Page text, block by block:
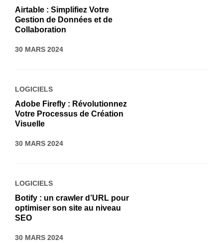
Airtable : Simplifiez Votre
Gestion de Données et de
Collaboration
30 MARS 2024
LOGICIELS
Adobe Firefly : Révolutionnez
Votre Processus de Création
Visuelle
30 MARS 2024
LOGICIELS
Botify : un crawler d’URL pour
optimiser son site au niveau
SEO
30 MARS 2024